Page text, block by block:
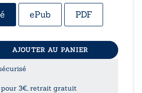
ePub PDF
AJOUTER AU PANIER
3€, retrait gratuit